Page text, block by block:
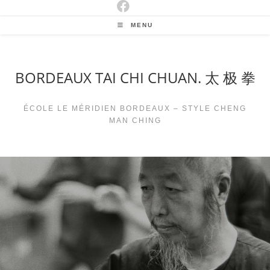
MENU
BORDEAUX TAI CHI CHUAN. 太 极 拳
ÉCOLE LE MÉRIDIEN BORDEAUX – STYLE CHENG
MAN CHING